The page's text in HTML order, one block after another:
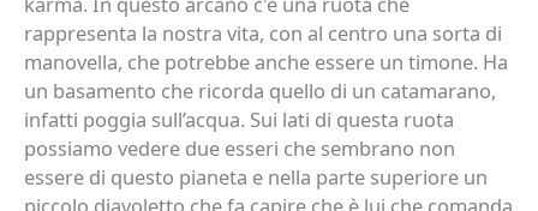
rappresenta la nostra vita, con al centro una sorta di
manovella, che potrebbe anche essere un timone. Ha
un basamento che ricorda quello di un catamarano,
infatti poggia sull’acqua. Sui lati di questa ruota
possiamo vedere due esseri che sembrano non
essere di questo pianeta e nella parte superiore un